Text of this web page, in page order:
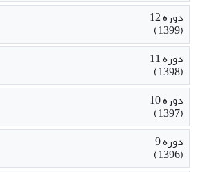
دوره 12
(1399)
دوره 11
(1398)
دوره 10
(1397)
دوره 9
(1396)